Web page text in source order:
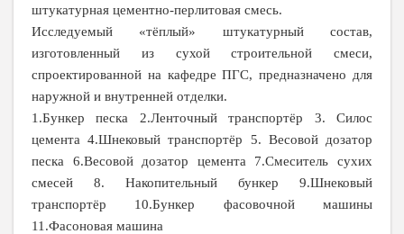
штукатурная цементно-перлитовая смесь.
Исследуемый «тёплый» штукатурный состав,
изготовленный из сухой строительной смеси,
спроектированной на кафедре ПГС, предназначено для
наружной и внутренней отделки.
1.Бункер песка 2.Ленточный транспортёр 3. Силос
цемента 4.Шнековый транспортёр 5. Весовой дозатор
песка 6.Весовой дозатор цемента 7.Смеситель сухих
смесей 8. Накопительный бункер 9.Шнековый
транспортёр 10.Бункер фасовочной машины
11.Фасоновая машина